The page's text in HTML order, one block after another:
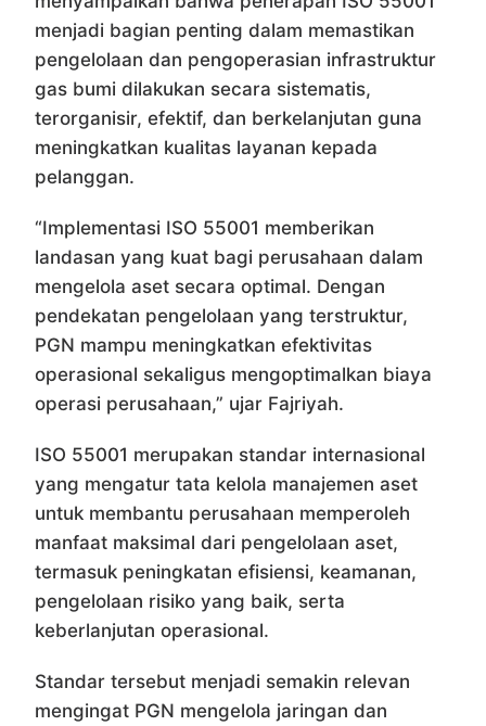
menjadi bagian penting dalam memastikan
pengelolaan dan pengoperasian infrastruktur
gas bumi dilakukan secara sistematis,
terorganisir, efektif, dan berkelanjutan guna
meningkatkan kualitas layanan kepada
pelanggan.
“Implementasi ISO 55001 memberikan
landasan yang kuat bagi perusahaan dalam
mengelola aset secara optimal. Dengan
pendekatan pengelolaan yang terstruktur,
PGN mampu meningkatkan efektivitas
operasional sekaligus mengoptimalkan biaya
operasi perusahaan,” ujar Fajriyah.
ISO 55001 merupakan standar internasional
yang mengatur tata kelola manajemen aset
untuk membantu perusahaan memperoleh
manfaat maksimal dari pengelolaan aset,
termasuk peningkatan efisiensi, keamanan,
pengelolaan risiko yang baik, serta
keberlanjutan operasional.
Standar tersebut menjadi semakin relevan
mengingat PGN mengelola jaringan dan